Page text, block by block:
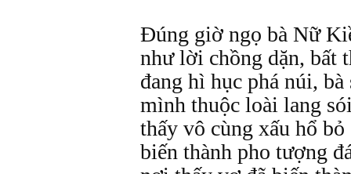
Đúng giờ ngọ bà Nữ
như lời chồng dặn, bất
đang hì hục phá núi,
mình thuộc loài lang
thấy vô cùng xấu hổ
biến thành pho tượng